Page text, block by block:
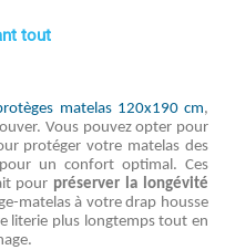
tout
matelas 120x190 cm,
Vous pouvez opter pour
protéger votre matelas des
un confort optimal. Ces
pour préserver la longévité
matelas à votre drap housse
literie plus longtemps tout en